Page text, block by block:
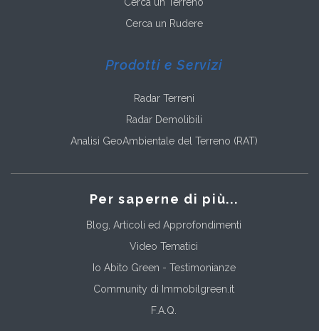
Cerca un Rudere
Prodotti e Servizi
Radar Terreni
Radar Demolibili
Analisi GeoAmbientale del Terreno (RAT)
Per saperne di più...
Blog, Articoli ed Approfondimenti
Video Tematici
Io Abito Green - Testimonianze
Community di Immobilgreen.it
F.A.Q.